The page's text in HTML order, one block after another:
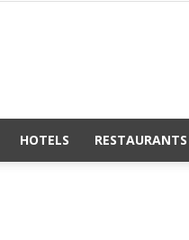
HOTELS RESTAURANTS